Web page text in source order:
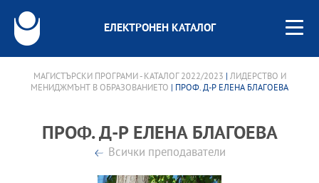
ЕЛЕКТРОНЕН КАТАЛОГ
МАГИСТЪРСКИ ПРОГРАМИ - КАТАЛОГ 2022/2023
ЛИДЕРСТВО И
МЕНИДЖМЪНТ В ОБРАЗОВАНИЕТО | ПРОФ. Д-Р ЕЛЕНА БЛАГОЕВА
ПРОФ. Д-Р ЕЛЕНА БЛАГОЕВА
Всички преподаватели